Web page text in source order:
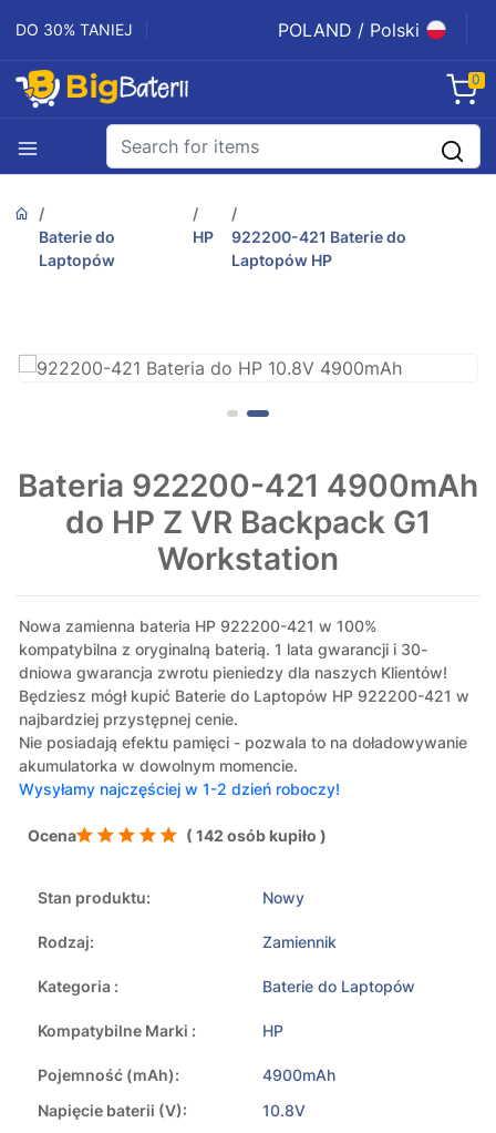
DO 30% TANIEJ POLAND / Polski
0
Baterie do
Laptopów
HP
922200-421 Baterie do
Laptopów HP
Bateria 922200-421 4900mAh
do HP Z VR Backpack G1
Workstation
Nowa zamienna bateria HP 922200-421 w 100%
kompatybilna z oryginalną baterią. 1 lata gwarancji i 30-
dniowa gwarancja zwrotu pieniedzy dla naszych Klientów!
Będziesz mógł kupić Baterie do Laptopów HP 922200-421 w
najbardziej przystępnej cenie.
Nie posiadają efektu pamięci - pozwala to na doładowywanie
akumulatorka w dowolnym momencie.
Wysyłamy najczęściej w 1-2 dzień roboczy!
Ocena ( 142 osób kupiło )
Stan produktu: Nowy
Rodzaj: Zamiennik
Kategoria : Baterie do Laptopów
Kompatybilne Marki : HP
Pojemność (mAh):
4900mAh
Napięcie baterii (V):
10.8V